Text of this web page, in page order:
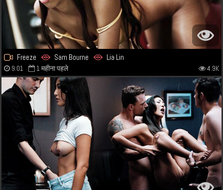
Freeze Sam Bourne Lia Lin
9:01 1 महीना पहले 4.9K